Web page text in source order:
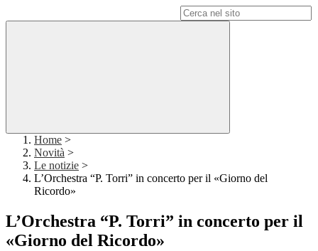
Home >
Novità >
Le notizie >
L’Orchestra “P. Torri” in concerto per il «Giorno del
Ricordo»
L’Orchestra “P. Torri” in concerto per il
«Giorno del Ricordo»